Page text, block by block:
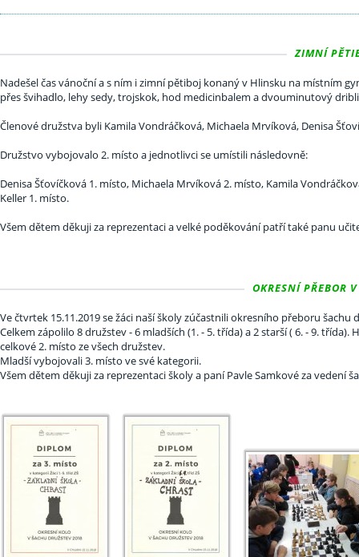
ZIMNÍ
Nadešel čas vánoční a s ním i zimní pětiboj konaný v Hlinsku na místním
přes švihadlo, lehy sedy, trojskok, hod medicinbalem a dvouminutový
Členové družstva byli Kamila Vondráčková, Michaela Mrvíková, Denisa
Družstvo vybojovalo 2. místo a jednotlivci se umístili následovně:
Denisa Šťovíčková 1. místo, Michaela Mrvíková 2. místo, Kamila
Keller 1. místo.
Všem dětem děkuji za reprezentaci a velké poděkování patří také panu
OKRESNÍ PŘEBOR
Ve čtvrtek 15.11.2019 se žáci naší školy zúčastnili okresního přeboru
Celkem zápolilo 8 družstev - 6 mladších (1. - 5. třída) a 2 starší ( 6. - 9.
celkové 2. místo ze všech družstev.
Mladší vybojovali 3. místo ve své kategorii.
Všem dětem děkuji za reprezentaci školy a paní Pavle Samkové za vedení